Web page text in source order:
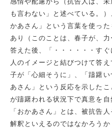
も言わない」と述べている。
かあさん」という言葉を使っ
あり（このことは、春子が、
答えた後、「・・・・・・す
人のイメージと結びつけて答
子が「心細そうに」、「躊躇
あさん」という反応を示した
が躊躇われる状況下で真意を
「おかあさん」とは、被抗告
解釈といえるのではなかろう